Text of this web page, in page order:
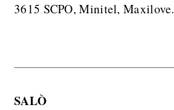
3615 SCPO, Minitel, Maxilove.
SALÒ